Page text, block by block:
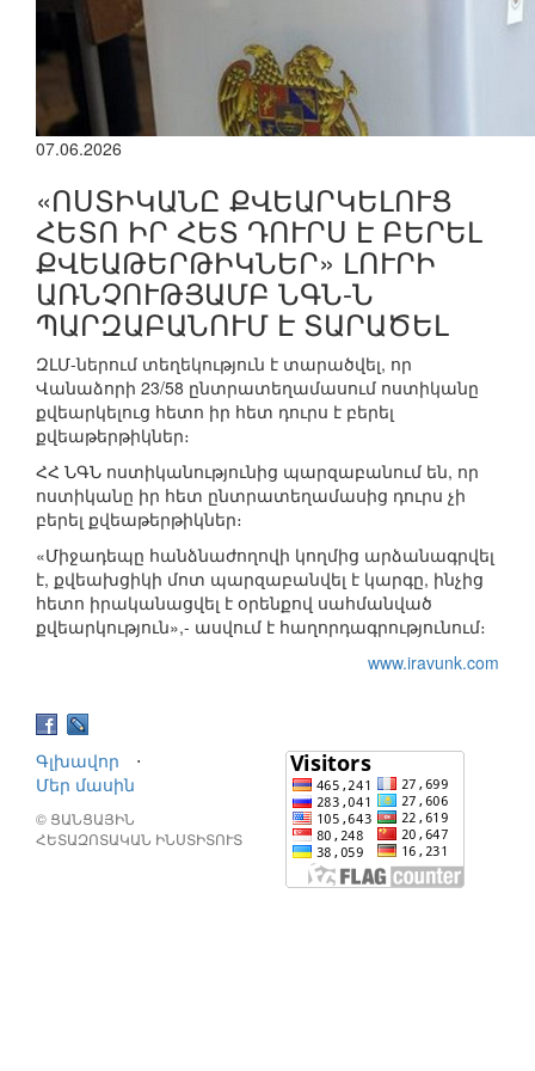
07.06.2026
«ՈՍՏԻԿԱՆԸ ՔՎԵԱՐԿԵԼՈՒՑ
ՀԵՏՈ ԻՐ ՀԵՏ ԴՈՒՐՍ Է ԲԵՐԵԼ
ՔՎԵԱԹԵՐԹԻԿՆԵՐ» ԼՈՒՐԻ
ԱՌՆՉՈՒԹՅԱՄԲ ՆԳՆ-Ն
ՊԱՐԶԱԲԱՆՈՒՄ Է ՏԱՐԱԾԵԼ
ԶԼՄ-ներում տեղեկություն է տարածվել, որ
Վանաձորի 23/58 ընտրատեղամասում ոստիկանը
քվեարկելուց հետո իր հետ դուրս է բերել
քվեաթերթիկներ։
ՀՀ ՆԳՆ ոստիկանությունից պարզաբանում են, որ
ոստիկանը իր հետ ընտրատեղամասից դուրս չի
բերել քվեաթերթիկներ։
«Միջադեպը հանձնաժողովի կողմից արձանագրվել
է, քվեախցիկի մոտ պարզաբանվել է կարգը, ինչից
հետո իրականացվել է օրենքով սահմանված
քվեարկություն»,- ասվում է հաղորդագրությունում։
www.iravunk.com
Գլխավոր
⋅
Մեր մասին
© ՑԱՆՑԱՅԻՆ
ՀԵՏԱԶՈՏԱԿԱՆ ԻՆՍՏԻՏՈՒՏ